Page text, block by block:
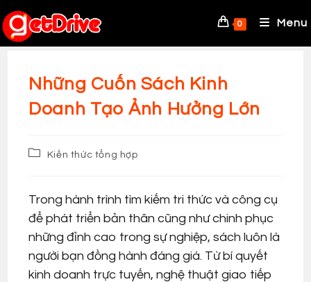
to
content
0 Menu
Những Cuốn Sách Kinh
Doanh Tạo Ảnh Hưởng Lớn
PostKiến thức tổng hợp
Trong hành trình tìm kiếm tri thức và công cụ
để phát triển bản thân cũng như chinh phục
những đỉnh cao trong sự nghiệp, sách luôn là
người bạn đồng hành đáng giá. Từ bí quyết
kinh doanh trực tuyến, nghệ thuật giao tiếp